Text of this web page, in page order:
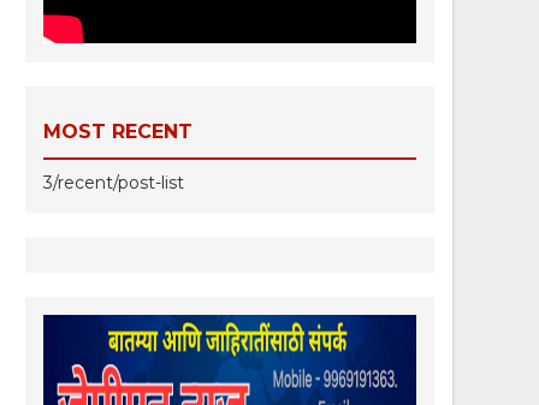
MOST RECENT
3/recent/post-list